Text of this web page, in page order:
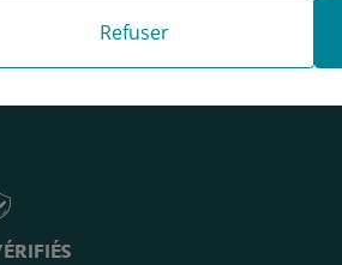
sont…
Refuser